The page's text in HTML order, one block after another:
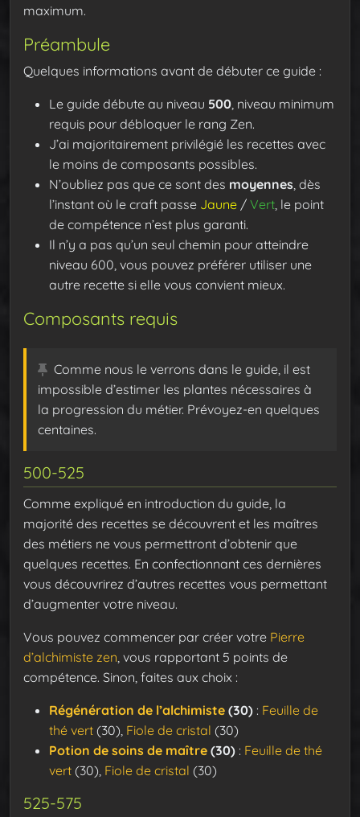
maximum.
Préambule
Quelques informations avant de débuter ce guide :
Le guide débute au niveau 500, niveau minimum
requis pour débloquer le rang Zen.
J’ai majoritairement privilégié les recettes avec
le moins de composants possibles.
N’oubliez pas que ce sont des moyennes, dès
l’instant où le craft passe Jaune / Vert, le point
de compétence n’est plus garanti.
Il n’y a pas qu’un seul chemin pour atteindre
niveau 600, vous pouvez préférer utiliser une
autre recette si elle vous convient mieux.
Composants requis
Comme nous le verrons dans le guide, il est
impossible d’estimer les plantes nécessaires à
la progression du métier. Prévoyez-en quelques
centaines.
500-525
Comme expliqué en introduction du guide, la
majorité des recettes se découvrent et les maîtres
des métiers ne vous permettront d’obtenir que
quelques recettes. En confectionnant ces dernières
vous découvrirez d’autres recettes vous permettant
d’augmenter votre niveau.
Vous pouvez commencer par créer votre Pierre
d’alchimiste zen, vous rapportant 5 points de
compétence. Sinon, faites aux choix :
Régénération de l’alchimiste (30) : Feuille de
thé vert (30), Fiole de cristal (30)
Potion de soins de maître (30) : Feuille de thé
vert (30), Fiole de cristal (30)
525-575